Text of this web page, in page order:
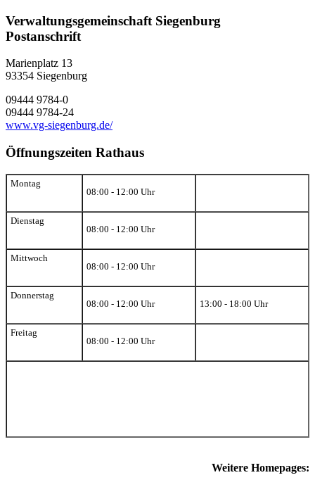
Verwaltungsgemeinschaft Siegenburg
Postanschrift
Marienplatz 13
93354 Siegenburg
09444 9784-0
09444 9784-24
www.vg-siegenburg.de/
Öffnungszeiten Rathaus
Montag
08:00 - 12:00 Uhr
Dienstag
08:00 - 12:00 Uhr
Mittwoch
08:00 - 12:00 Uhr
Donnerstag
08:00 - 12:00 Uhr
13:00 - 18:00 Uhr
Freitag
08:00 - 12:00 Uhr
Weitere Homepages: